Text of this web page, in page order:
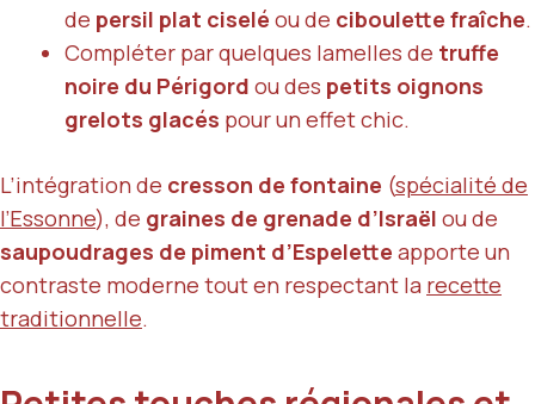
de persil plat ciselé ou de ciboulette fraîche.
Compléter par quelques lamelles de truffe
noire du Périgord ou des petits oignons
grelots glacés pour un effet chic.
L’intégration de cresson de fontaine (spécialité de
l’Essonne), de graines de grenade d’Israël ou de
saupoudrages de piment d’Espelette apporte un
contraste moderne tout en respectant la recette
traditionnelle.